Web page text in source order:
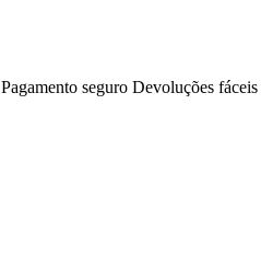
Pagamento seguro Devoluções fáceis